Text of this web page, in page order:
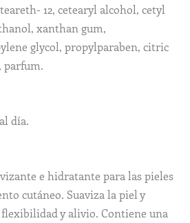
12, cetearyl alcohol, cetyl
xanthan gum,
glycol, propylparaben, citric
parfum.
día.
e hidratante para las pieles
cutáneo. Suaviza la piel y
y alivio. Contiene una